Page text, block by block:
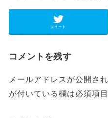
ツイート
コメントを残す
メールアドレスが公開さ
が付いている欄は必須項